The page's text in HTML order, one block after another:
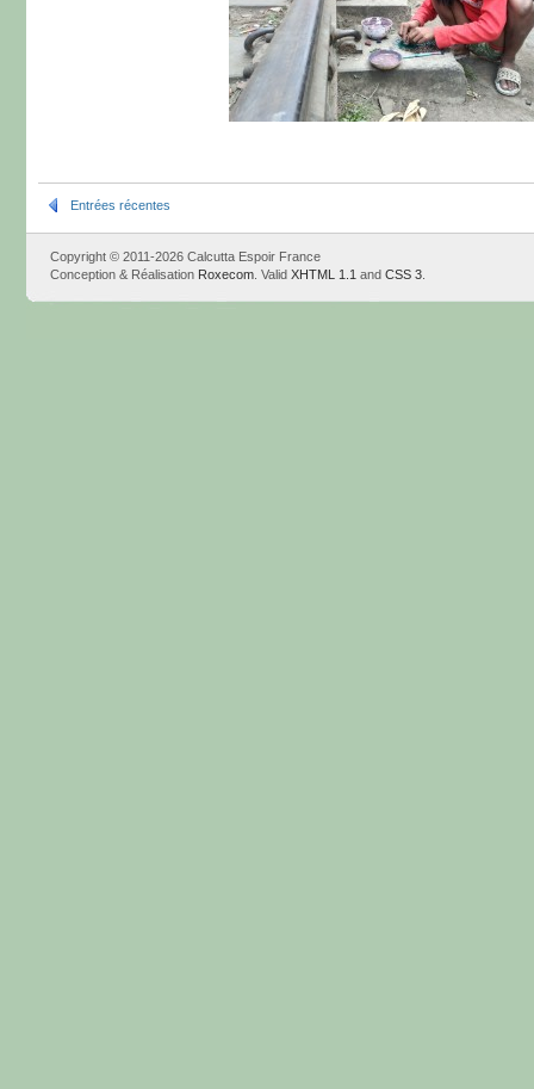
Entrées récentes
Copyright © 2011-2026 Calcutta Espoir France
Conception & Réalisation Roxecom . Valid XHTML 1.1 and CSS 3